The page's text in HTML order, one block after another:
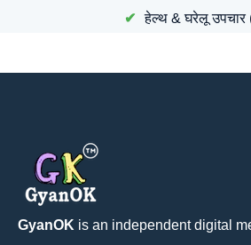
हेल्थ & घरेलू उपचार
GyanOK is an independent digital